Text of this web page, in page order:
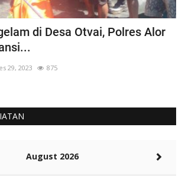
di Desa Otvai, Polres Alor
29, 2023 875
August 2026